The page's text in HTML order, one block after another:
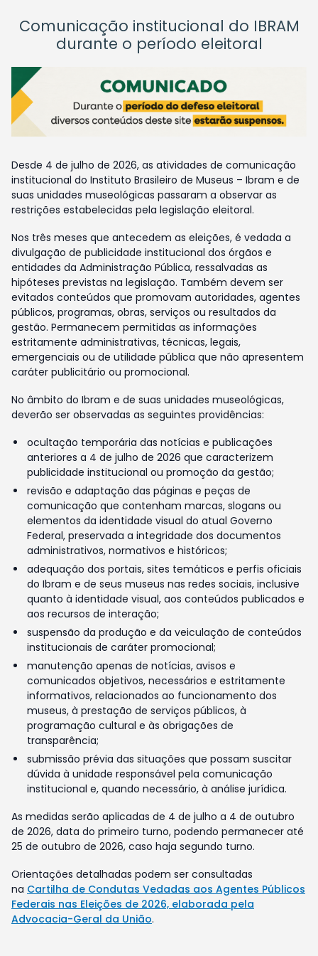
Comunicação institucional do IBRAM
durante o período eleitoral
Desde 4 de julho de 2026, as atividades de comunicação
institucional do Instituto Brasileiro de Museus – Ibram e de
suas unidades museológicas passaram a observar as
restrições estabelecidas pela legislação eleitoral.
Nos três meses que antecedem as eleições, é vedada a
divulgação de publicidade institucional dos órgãos e
entidades da Administração Pública, ressalvadas as
hipóteses previstas na legislação. Também devem ser
evitados conteúdos que promovam autoridades, agentes
públicos, programas, obras, serviços ou resultados da
gestão. Permanecem permitidas as informações
estritamente administrativas, técnicas, legais,
emergenciais ou de utilidade pública que não apresentem
caráter publicitário ou promocional.
No âmbito do Ibram e de suas unidades museológicas,
deverão ser observadas as seguintes providências:
ocultação temporária das notícias e publicações
anteriores a 4 de julho de 2026 que caracterizem
publicidade institucional ou promoção da gestão;
revisão e adaptação das páginas e peças de
comunicação que contenham marcas, slogans ou
elementos da identidade visual do atual Governo
Federal, preservada a integridade dos documentos
administrativos, normativos e históricos;
adequação dos portais, sites temáticos e perfis oficiais
do Ibram e de seus museus nas redes sociais, inclusive
quanto à identidade visual, aos conteúdos publicados e
aos recursos de interação;
suspensão da produção e da veiculação de conteúdos
institucionais de caráter promocional;
manutenção apenas de notícias, avisos e
comunicados objetivos, necessários e estritamente
informativos, relacionados ao funcionamento dos
museus, à prestação de serviços públicos, à
programação cultural e às obrigações de
transparência;
submissão prévia das situações que possam suscitar
dúvida à unidade responsável pela comunicação
institucional e, quando necessário, à análise jurídica.
As medidas serão aplicadas de 4 de julho a 4 de outubro
de 2026, data do primeiro turno, podendo permanecer até
25 de outubro de 2026, caso haja segundo turno.
Orientações detalhadas podem ser consultadas
na Cartilha de Condutas Vedadas aos Agentes Públicos
Federais nas Eleições de 2026, elaborada pela
Advocacia-Geral da União.